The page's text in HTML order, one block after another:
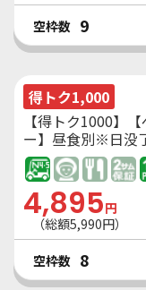
空枠数 9
得トク1,000
【得トク1000】
ー】昼食別※日没
4,895円
（総額5,990円）
空枠数 8